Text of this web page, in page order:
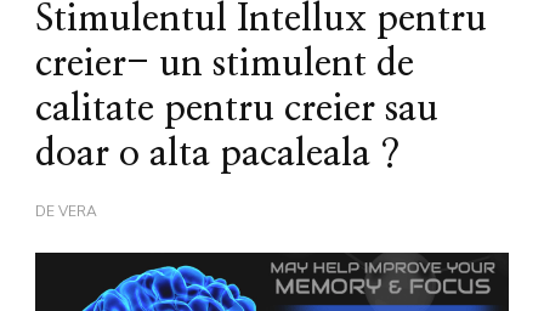
Stimulentul Intellux pentru
creier- un stimulent de
calitate pentru creier sau
doar o alta pacaleala ?
DEVERA